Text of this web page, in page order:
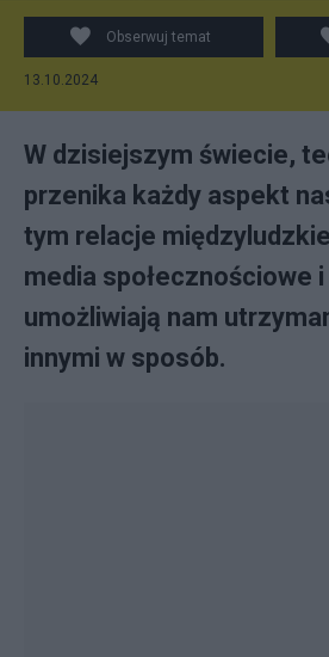
Obserwuj temat
13.10.2024
W dzisiejszym świecie,
przenika każdy aspekt
tym relacje
media społecznościowe
umożliwiają nam
innymi w sposób.